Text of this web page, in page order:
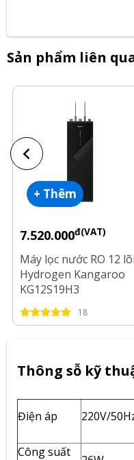
Sản phẩm liên
+ Thêm
7.520.000đ(VAT)
Máy lọc nước RO 12 lõi
Hydrogen Kangaroo
KG12S19H3
18
Thông sỗ kỹ
Điện áp 220V/
Công suất